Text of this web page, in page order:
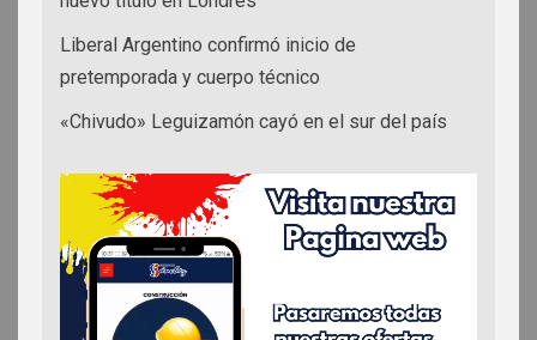
Liberal Argentino confirmó inicio de
pretemporada y cuerpo técnico
«Chivudo» Leguizamón cayó en el sur del país